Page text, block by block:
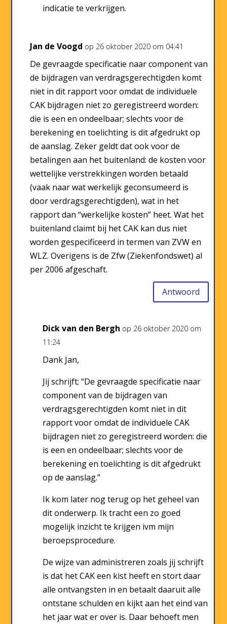
indicatie te verkrijgen.
Jan de Voogd op 26 oktober 2020 om 04:41
De gevraagde specificatie naar component van
de bijdragen van verdragsgerechtigden komt
niet in dit rapport voor omdat de individuele
CAK bijdragen niet zo geregistreerd worden:
die is een en ondeelbaar; slechts voor de
berekening en toelichting is dit afgedrukt op
de aanslag. Zeker geldt dat ook voor de
betalingen aan het buitenland: de kosten voor
wettelijke verstrekkingen worden betaald
(vaak naar wat werkelijk geconsumeerd is
door verdragsgerechtigden), wat in het
rapport dan “werkelijke kosten” heet. Wat het
buitenland claimt bij het CAK kan dus niet
worden gespecificeerd in termen van ZVW en
WLZ. Overigens is de Zfw (Ziekenfondswet) al
per 2006 afgeschaft.
Antwoord
Dick van den Bergh op 26 oktober 2020 om
11:24
Dank Jan,
Jij schrijft; “De gevraagde specificatie naar
component van de bijdragen van
verdragsgerechtigden komt niet in dit
rapport voor omdat de individuele CAK
bijdragen niet zo geregistreerd worden: die
is een en ondeelbaar; slechts voor de
berekening en toelichting is dit afgedrukt
op de aanslag.”
Ik kom later nog terug op het geheel van
dit onderwerp. Ik tracht een zo goed
mogelijk inzicht te krijgen ivm mijn
beroepsprocedure.
De wijze van administreren zoals jij schrijft
is dat het CAK een kist heeft en stort daar
alle ontvangsten in en betaalt daaruit alle
ontstane schulden en kijkt aan het eind van
het jaar wat er over is. Daar behoeft men